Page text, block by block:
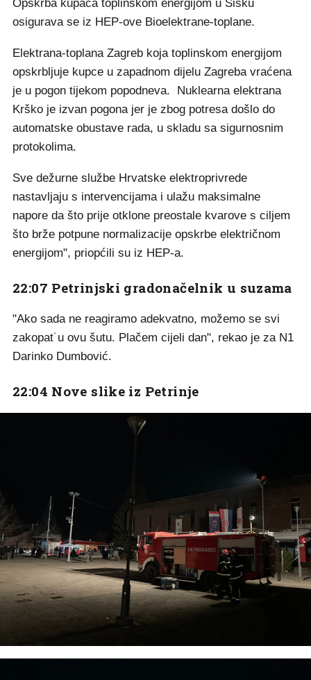
Opskrba kupaca toplinskom energijom u Sisku
osigurava se iz HEP-ove Bioelektrane-toplane.
Elektrana-toplana Zagreb koja toplinskom energijom
opskrbljuje kupce u zapadnom dijelu Zagreba vraćena
je u pogon tijekom popodneva. Nuklearna elektrana
Krško je izvan pogona jer je zbog potresa došlo do
automatske obustave rada, u skladu sa sigurnosnim
protokolima.
Sve dežurne službe Hrvatske elektroprivrede
nastavljaju s intervencijama i ulažu maksimalne
napore da što prije otklone preostale kvarove s ciljem
što brže potpune normalizacije opskrbe električnom
energijom", priopćili su iz HEP-a.
22:07 Petrinjski gradonačelnik u suzama
"Ako sada ne reagiramo adekvatno, možemo se svi
zakopat˙u ovu šutu. Plačem cijeli dan", rekao je za N1
Darinko Dumbović.
22:04 Nove slike iz Petrinje